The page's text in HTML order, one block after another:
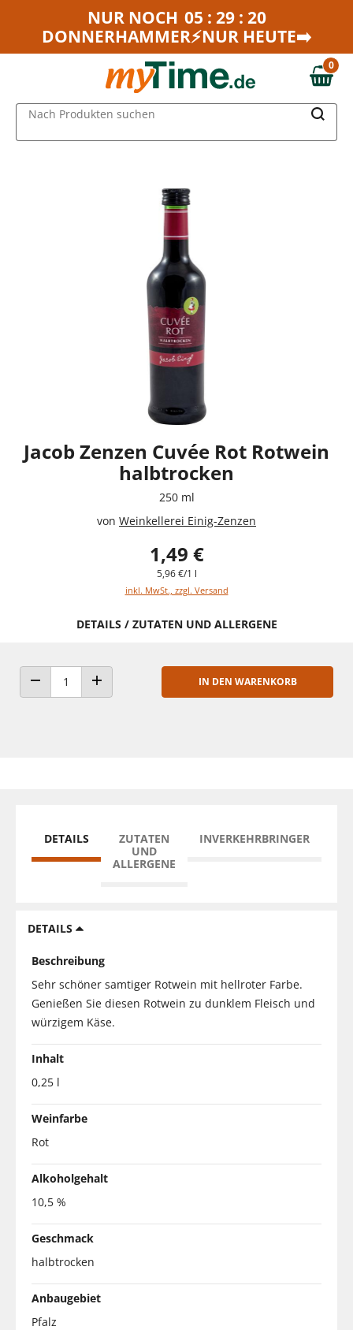
Zum Hauptinhalt springen
Zur Navigation springen
NUR NOCH 05 : 29 : 20
DONNERHAMMER⚡NUR HEUTE➡️
0,00 €
0
Nach Produkten suchen
Jacob Zenzen Cuvée Rot Rotwein
halbtrocken
250 ml
von Weinkellerei Einig-Zenzen
1,49 €
5,96 €/1 l
inkl. MwSt., zzgl. Versand
DETAILS / ZUTATEN UND ALLERGENE
ANZAHL VERRINGERNANZAHL ERHÖHEN
IN DEN WARENKORB
DETAILS
ZUTATEN
UND
ALLERGENE
INVERKEHRBRINGER
DETAILS
Beschreibung
Sehr schöner samtiger Rotwein mit hellroter Farbe.
Genießen Sie diesen Rotwein zu dunklem Fleisch und
würzigem Käse.
Inhalt
0,25 l
Weinfarbe
Rot
Alkoholgehalt
10,5 %
Geschmack
halbtrocken
Anbaugebiet
Pfalz